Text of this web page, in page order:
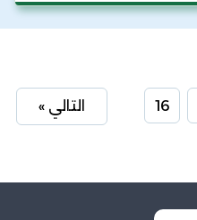
16 التالي »